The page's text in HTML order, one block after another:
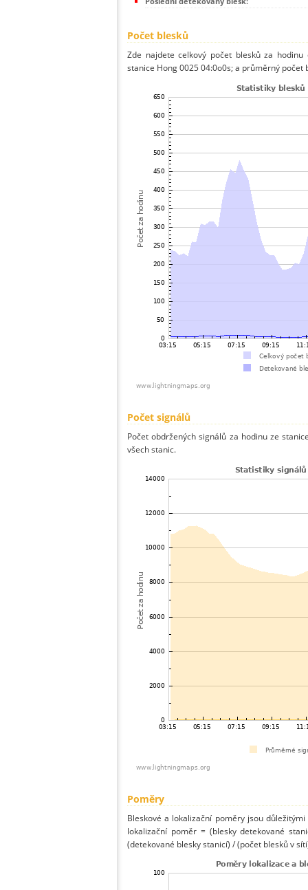
Počet blesků
Zde najdete celkový počet blesků za
stanice Hong 0025 04:0o0s; a průměrný počet
Počet signálů
Počet obdržených signálů za hodinu ze
všech stanic.
Poměry
Bleskové a lokalizační poměry jsou
lokalizační poměr = (blesky detekované
(detekované blesky stanicí) / (počet blesků v